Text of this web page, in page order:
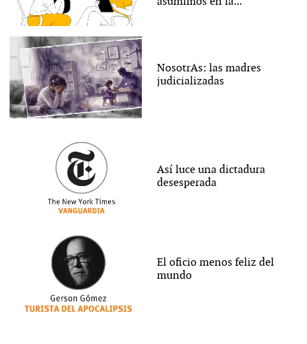
NosotrAs: las madres
judicializadas
Así luce una dictadura
desesperada
El oficio menos feliz del
mundo